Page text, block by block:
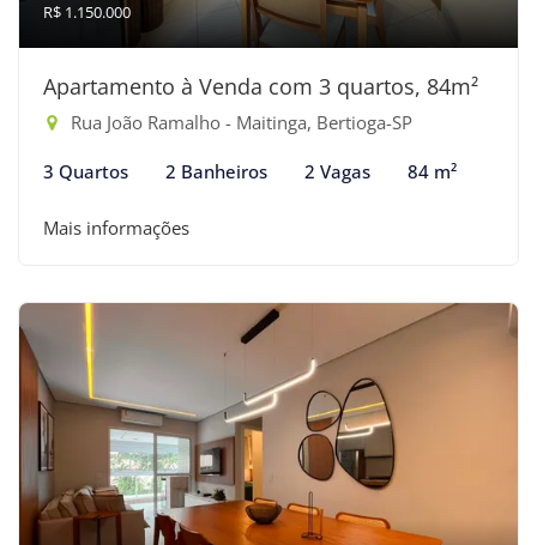
R$ 1.150.000
Apartamento à Venda com 3 quartos, 84m²
Rua João Ramalho - Maitinga, Bertioga-SP
3 Quartos 2 Banheiros 2 Vagas 84 m²
Mais informações